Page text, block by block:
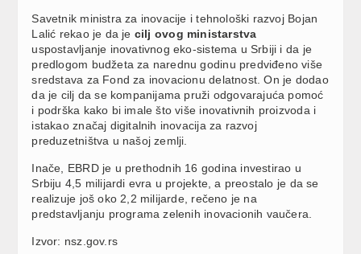
Savetnik ministra za inovacije i tehnološki razvoj Bojan
Lalić rekao je da je cilj ovog ministarstva
uspostavljanje inovativnog eko-sistema u Srbiji i da je
predlogom budžeta za narednu godinu predviđeno više
sredstava za Fond za inovacionu delatnost. On je dodao
da je cilj da se kompanijama pruži odgovarajuća pomoć
i podrška kako bi imale što više inovativnih proizvoda i
istakao značaj digitalnih inovacija za razvoj
preduzetništva u našoj zemlji.
Inače, EBRD je u prethodnih 16 godina investirao u
Srbiju 4,5 milijardi evra u projekte, a preostalo je da se
realizuje još oko 2,2 milijarde, rečeno je na
predstavljanju programa zelenih inovacionih vaučera.
Izvor: nsz.gov.rs